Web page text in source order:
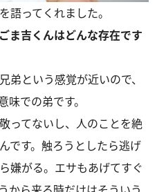
語ってくれました。
吉くんはどんな存在です
という感覚が近いので、
での弟です。
ってないし、人のことを絶
です。触ろうとしたら逃げ
嫌がる。エサもあげてすぐ